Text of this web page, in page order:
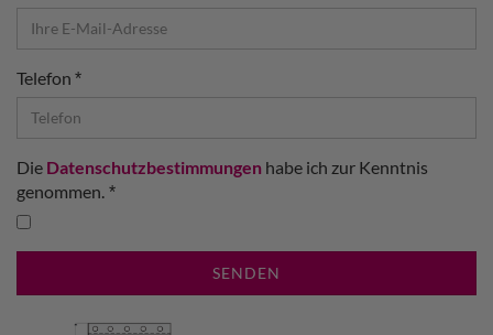
Telefon
Die Datenschutzbestimmungen habe ich zur Kenntnis
genommen.
SENDEN